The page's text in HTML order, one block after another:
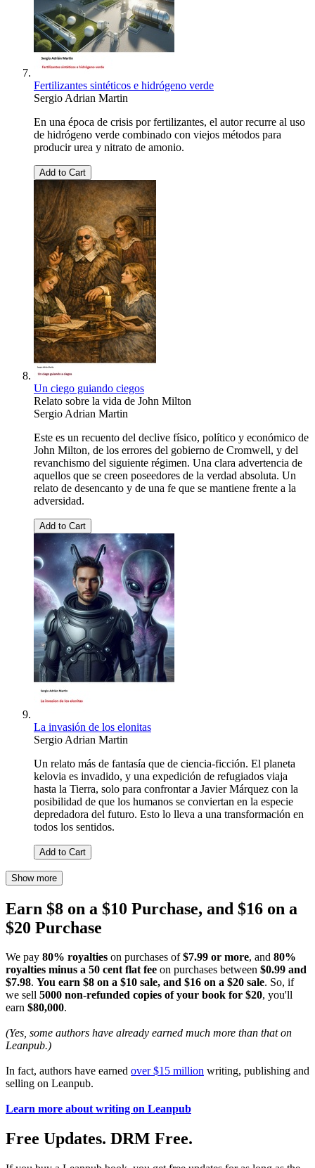
Fertilizantes sintéticos e hidrógeno verde
Sergio Adrian Martin
En una época de crisis por fertilizantes, el autor recurre al uso
de hidrógeno verde combinado con viejos métodos para
producir urea y nitrato de amonio.
Add to Cart
Un ciego guiando ciegos
Relato sobre la vida de John Milton
Sergio Adrian Martin
Este es un recuento del declive físico, político y económico de
John Milton, de los errores del gobierno de Cromwell, y del
revanchismo del siguiente régimen. Una clara advertencia de
aquellos que se creen poseedores de la verdad absoluta. Un
relato de desencanto y de una fe que se mantiene frente a la
adversidad.
Add to Cart
La invasión de los elonitas
Sergio Adrian Martin
Un relato más de fantasía que de ciencia-ficción. El planeta
kelovia es invadido, y una expedición de refugiados viaja
hasta la Tierra, solo para confrontar a Javier Márquez con la
posibilidad de que los humanos se conviertan en la especie
depredadora del futuro. Esto lo lleva a una transformación en
todos los sentidos.
Add to Cart
Show more
Earn $8 on a $10 Purchase, and $16 on a
$20 Purchase
We pay 80% royalties on purchases of$7.99 or more, and 80%
royalties minus a 50 cent flat fee on purchases between $0.99 and
$7.98. You earn $8 on a $10 sale, and $16 on a $20 sale. So, if
we sell 5000 non-refunded copies of your book for $20, you'll
earn $80,000.
(Yes, some authors have already earned much more than that on
Leanpub.)
In fact, authors have earned over $15 million writing, publishing and
selling on Leanpub.
Learn more about writing on Leanpub
Free Updates. DRM Free.